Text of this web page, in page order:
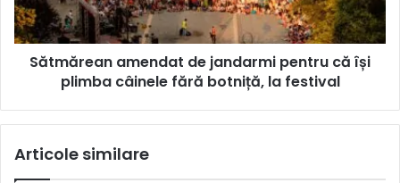
Sătmărean amendat de jandarmi pentru că își
plimba câinele fără botniță, la festival
Articole similare